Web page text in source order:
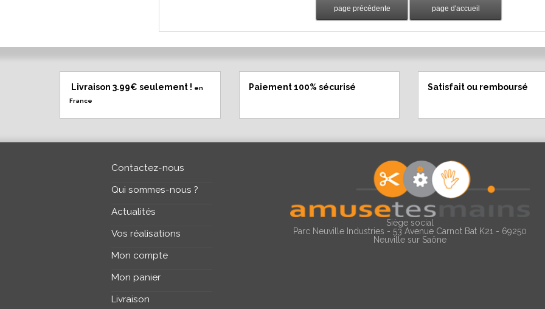
Livraison 3.99€ seulement ! en
France
Paiement 100% sécurisé Satisfait ou remboursé
Contactez-nous
Qui sommes-nous ?
Actualités
Vos réalisations
Mon compte
Mon panier
Livraison
Siège social
Parc Neuville Industries - 53 Avenue Carnot Bat K21 - 69250
Neuville sur Saône